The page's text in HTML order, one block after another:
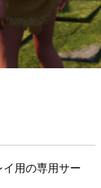
用の専用サー